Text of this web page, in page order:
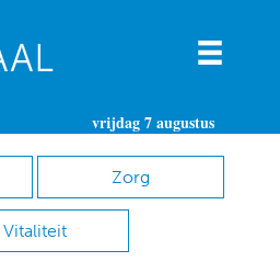
vrijdag 7 augustus
Zorg
Vitaliteit